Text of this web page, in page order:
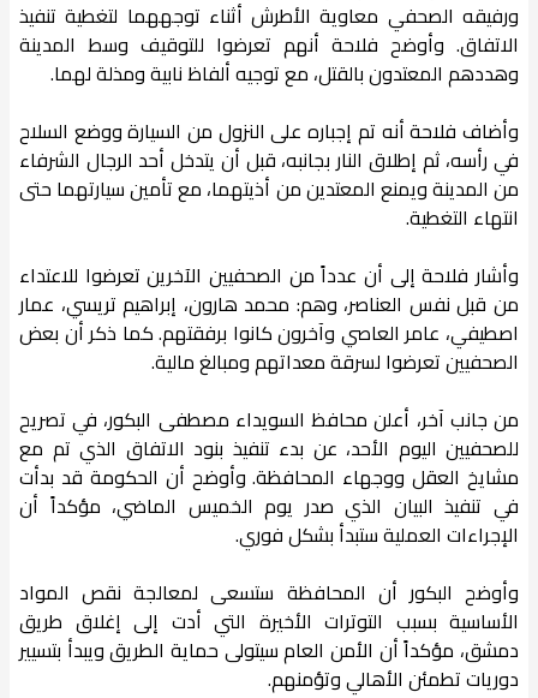
ورفيقه الصحفي معاوية الأطرش أثناء توجههما لتغطية تنفيذ
الاتفاق. وأوضح فلاحة أنهم تعرضوا للتوقيف وسط المدينة
وهددهم المعتدون بالقتل، مع توجيه ألفاظ نابية ومذلة لهما.
وأضاف فلاحة أنه تم إجباره على النزول من السيارة ووضع السلاح
في رأسه، ثم إطلاق النار بجانبه، قبل أن يتدخل أحد الرجال الشرفاء
من المدينة ويمنع المعتدين من أذيتهما، مع تأمين سيارتهما حتى
انتهاء التغطية.
وأشار فلاحة إلى أن عدداً من الصحفيين الآخرين تعرضوا للاعتداء
من قبل نفس العناصر، وهم: محمد هارون، إبراهيم تريسي، عمار
اصطيفي، عامر العاصي وآخرون كانوا برفقتهم. كما ذكر أن بعض
الصحفيين تعرضوا لسرقة معداتهم ومبالغ مالية.
من جانب آخر، أعلن محافظ السويداء مصطفى البكور، في تصريح
للصحفيين اليوم الأحد، عن بدء تنفيذ بنود الاتفاق الذي تم مع
مشايخ العقل ووجهاء المحافظة. وأوضح أن الحكومة قد بدأت
في تنفيذ البيان الذي صدر يوم الخميس الماضي، مؤكداً أن
الإجراءات العملية ستبدأ بشكل فوري.
وأوضح البكور أن المحافظة ستسعى لمعالجة نقص المواد
الأساسية بسبب التوترات الأخيرة التي أدت إلى إغلاق طريق
دمشق، مؤكداً أن الأمن العام سيتولى حماية الطريق ويبدأ بتسيير
دوريات تطمئن الأهالي وتؤمنهم.